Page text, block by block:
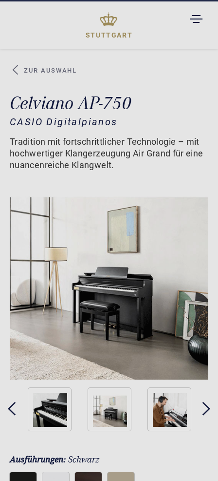
STUTTGART
ZUR AUSWAHL
Celviano AP-750
CASIO Digitalpianos
Tradition mit fortschrittlicher Technologie – mit
hochwertiger Klangerzeugung Air Grand für eine
nuancenreiche Klangwelt.
Ausführungen: Schwarz